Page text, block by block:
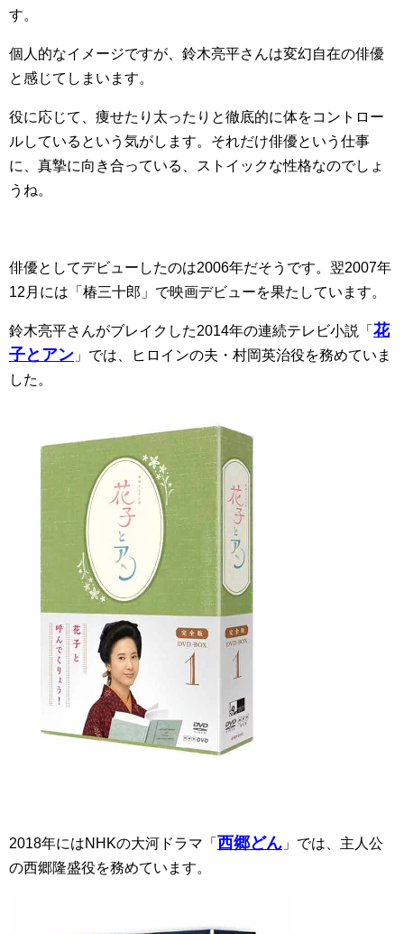
す。
個人的なイメージですが、鈴木亮平さんは変幻自在の俳優
と感じてしまいます。
役に応じて、痩せたり太ったりと徹底的に体をコントロー
ルしているという気がします。それだけ俳優という仕事
に、真摯に向き合っている、ストイックな性格なのでしょ
うね。
俳優としてデビューしたのは2006年だそうです。翌2007年
12月には「椿三十郎」で映画デビューを果たしています。
鈴木亮平さんがブレイクした2014年の連続テレビ小説「 花
子とアン 」では、ヒロインの夫・村岡英治役を務めていま
した。
2018年にはNHKの大河ドラマ「 西郷どん 」では、主人公
の西郷隆盛役を務めています。